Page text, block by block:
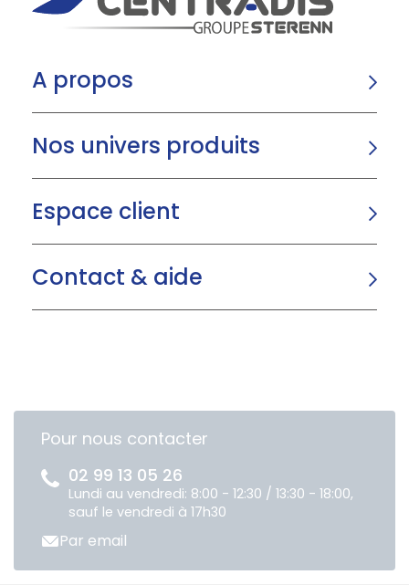
A propos
Nos univers produits
Espace client
Contact & aide
Pour nous contacter
02 99 13 05 26
Lundi au vendredi: 8:00 - 12:30 / 13:30 - 18:00,
sauf le vendredi à 17h30
Par email